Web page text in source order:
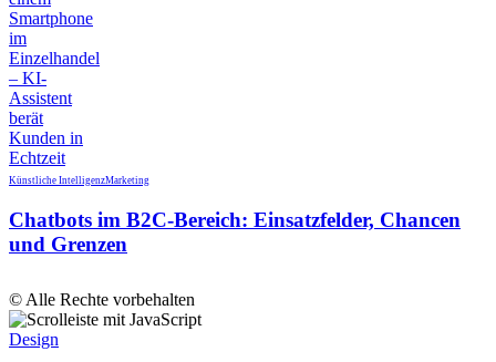
Künstliche IntelligenzMarketing
Chatbots im B2C-Bereich: Einsatzfelder, Chancen
und Grenzen
© Alle Rechte vorbehalten
Design